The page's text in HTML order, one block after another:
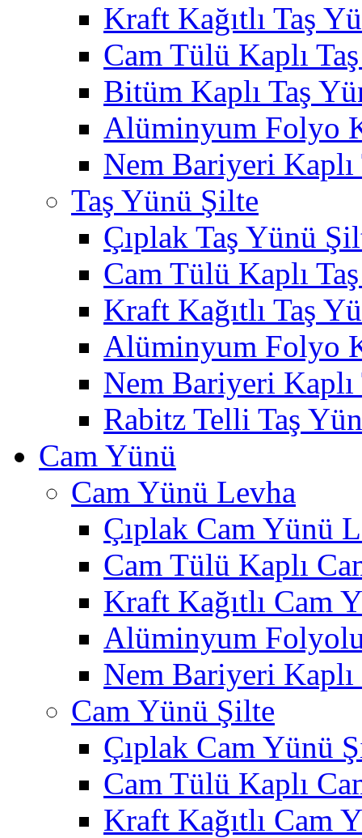
Kraft Kağıtlı Taş
Cam Tülü Kaplı
Bitüm Kaplı Taş
Alüminyum Folyo
Nem Bariyeri
Taş Yünü Şilte
Çıplak Taş Yünü
Cam Tülü Kaplı
Kraft Kağıtlı Taş
Alüminyum Folyo
Nem Bariyeri
Rabitz Telli Taş
Cam Yünü
Cam Yünü Levha
Çıplak Cam Yünü
Cam Tülü Kaplı
Kraft Kağıtlı Cam
Alüminyum
Nem Bariyeri
Cam Yünü Şilte
Çıplak Cam Yünü
Cam Tülü Kaplı
Kraft Kağıtlı Cam